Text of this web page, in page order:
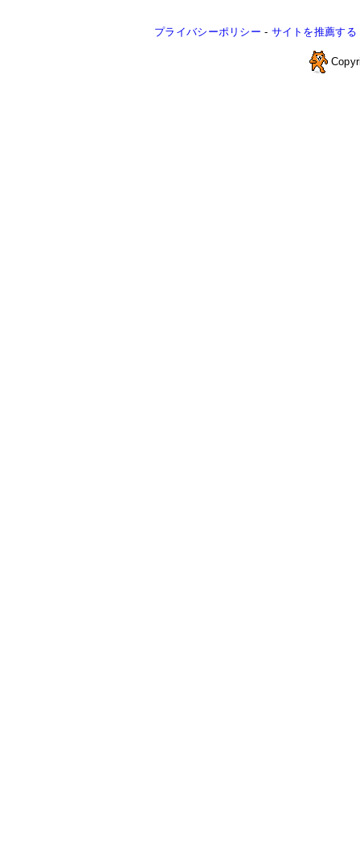
プライバシーポリシー - サイトを推薦する